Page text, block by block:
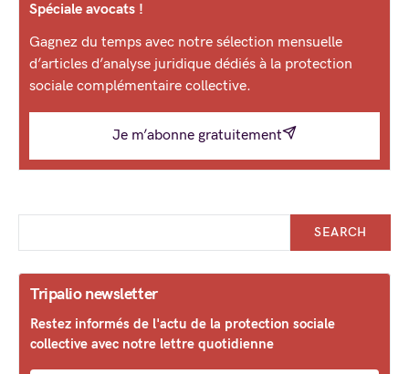
Spéciale avocats !
Gagnez du temps avec notre sélection mensuelle
d’articles d’analyse juridique dédiés à la protection
sociale complémentaire collective.
Je m’abonne gratuitement
SEARCH
Tripalio newsletter
Restez informés de l'actu de la protection sociale
collective avec notre lettre quotidienne